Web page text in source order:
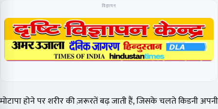
विज्ञापन
मोटापा होने पर शरीर की ज़रूरतें बढ़ जाती हैं, जिसके चलते किडनी अपनी